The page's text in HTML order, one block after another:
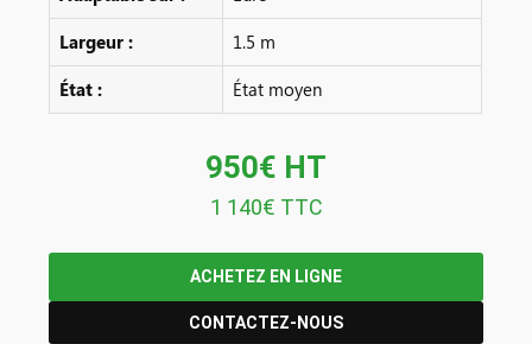
Largeur :
1.5 m
État :
État moyen
950€ HT
1 140€ TTC
ACHETEZ EN LIGNE
CONTACTEZ-NOUS